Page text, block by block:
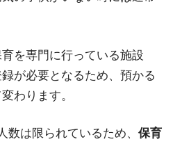
を専門に行っている施設
が必要となるため、預かる
わります。
数は限られているため、 保育